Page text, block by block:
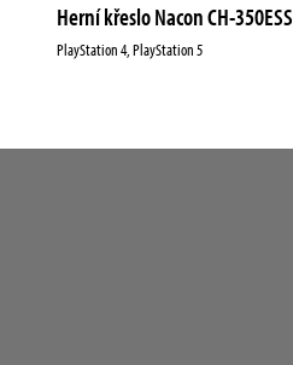
Herní křeslo Nacon CH-350ESS
PlayStation 4, PlayStation 5